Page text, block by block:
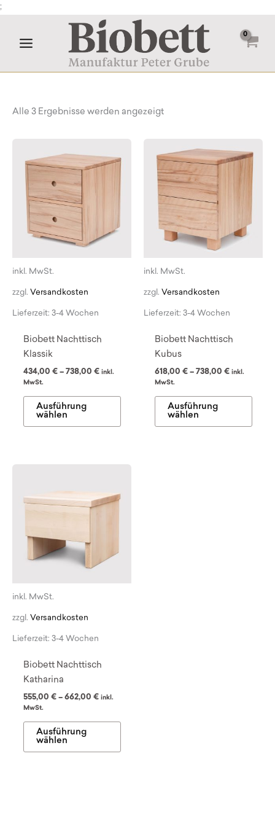
;Zum
Alle 3 Ergebnisse werden angezeigt
inkl. MwSt.
zzgl. Versandkosten
Lieferzeit: 3-4 Wochen
Biobett Nachttisch
Klassik
434,00 €– 738,00 € inkl.
MwSt.
Ausführung
wählen
Dieses
weist
Optionen
inkl. MwSt.
zzgl. Versandkosten
Lieferzeit: 3-4 Wochen
Biobett Nachttisch
Kubus
618,00 €– 738,00 € inkl.
MwSt.
Ausführung
wählen
weist
inkl. MwSt.
zzgl. Versandkosten
Lieferzeit: 3-4 Wochen
Biobett Nachttisch
Katharina
555,00 €– 662,00 € inkl.
MwSt.
Ausführung
wählen
Dieses
weist